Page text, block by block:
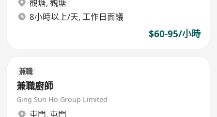
觀塘, 觀塘
8小時以上/天, 工作日面議
$60-95/小時
兼職
兼職廚師
Ging Sun Ho Group Limited
屯門, 屯門